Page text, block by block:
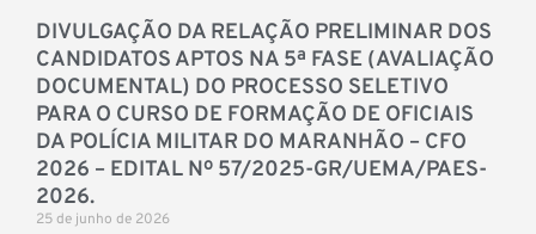
DIVULGAÇÃO DA RELAÇÃO PRELIMINAR DOS
CANDIDATOS APTOS NA 5ª FASE (AVALIAÇÃO
DOCUMENTAL) DO PROCESSO SELETIVO
PARA O CURSO DE FORMAÇÃO DE OFICIAIS
DA POLÍCIA MILITAR DO MARANHÃO – CFO
2026 – EDITAL Nº 57/2025-GR/UEMA/PAES-
2026.
25 de junho de 2026